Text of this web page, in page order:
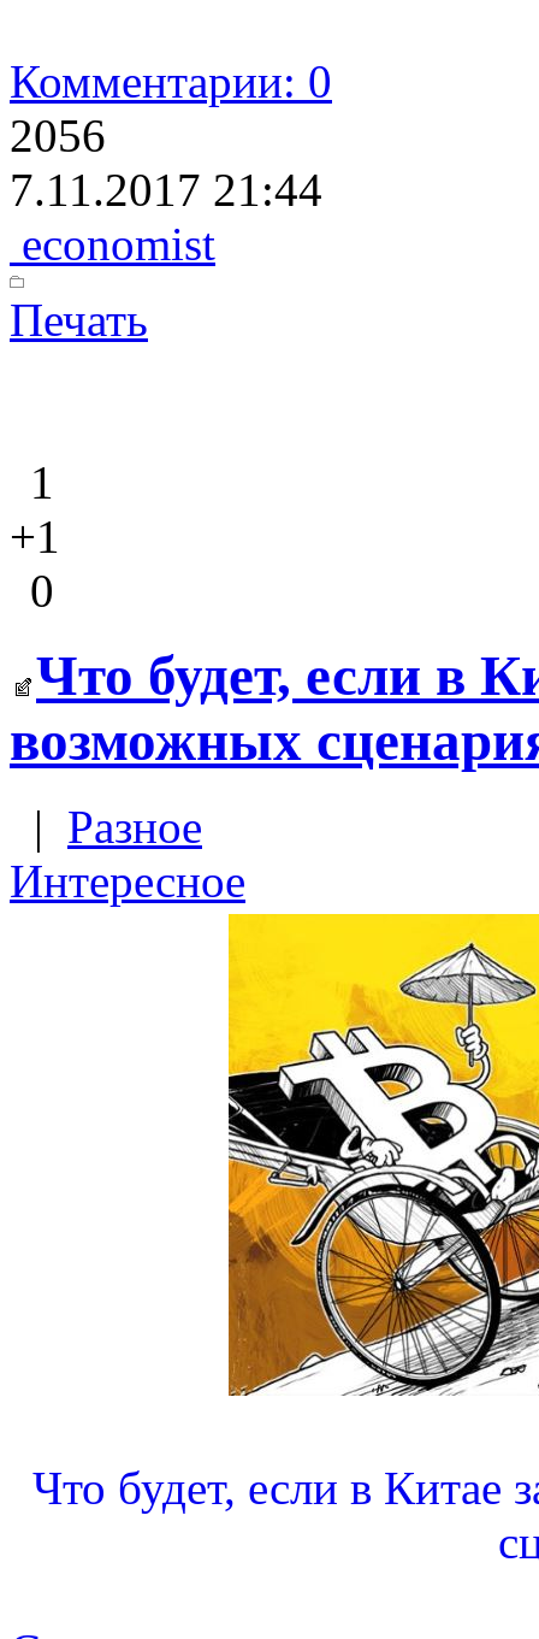
Комментарии: 0
2056
7.11.2017 21:44
economist
Печать
1
+1
0
Что будет, если в
возможных
| Разное
Интересное
Что будет, если в Китае